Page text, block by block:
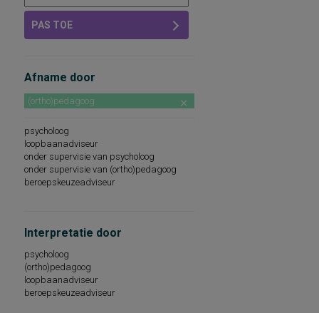
PAS TOE
Afname door
(ortho)pedagoog
psycholoog
loopbaanadviseur
onder supervisie van psycholoog
onder supervisie van (ortho)pedagoog
beroepskeuzeadviseur
Interpretatie door
psycholoog
(ortho)pedagoog
loopbaanadviseur
beroepskeuzeadviseur